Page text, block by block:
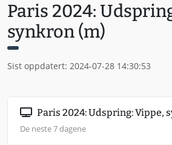
Paris 2024:
synkron (m)
Sist oppdatert: 2024-07-28 14:30:53
Paris 2024: Udspring: Vippe,
De neste 7 dagene